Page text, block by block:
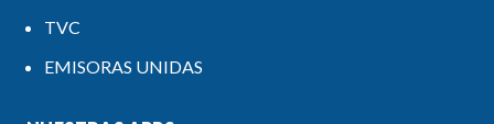
TVC
EMISORAS UNIDAS